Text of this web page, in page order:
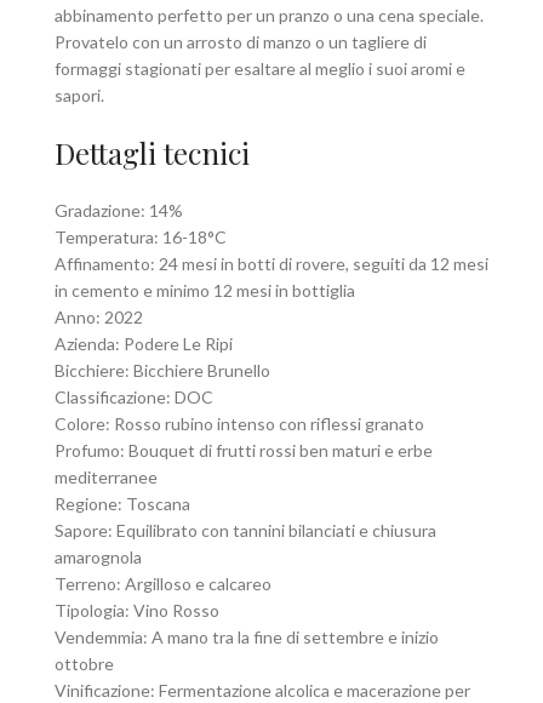
abbinamento perfetto per un pranzo o una cena speciale.
Provatelo con un arrosto di manzo o un tagliere di
formaggi stagionati per esaltare al meglio i suoi aromi e
sapori.
Dettagli tecnici
Gradazione: 14%
Temperatura: 16-18°C
Affinamento: 24 mesi in botti di rovere, seguiti da 12 mesi
in cemento e minimo 12 mesi in bottiglia
Anno: 2022
Azienda: Podere Le Ripi
Bicchiere: Bicchiere Brunello
Classificazione: DOC
Colore: Rosso rubino intenso con riflessi granato
Profumo: Bouquet di frutti rossi ben maturi e erbe
mediterranee
Regione: Toscana
Sapore: Equilibrato con tannini bilanciati e chiusura
amarognola
Terreno: Argilloso e calcareo
Tipologia: Vino Rosso
Vendemmia: A mano tra la fine di settembre e inizio
ottobre
Vinificazione: Fermentazione alcolica e macerazione per